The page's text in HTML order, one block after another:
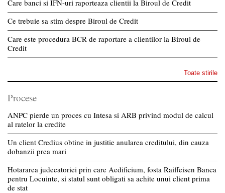
Care banci si IFN-uri raporteaza clientii la Biroul de Credit
Ce trebuie sa stim despre Biroul de Credit
Care este procedura BCR de raportare a clientilor la Biroul de
Credit
Toate stirile
Procese
ANPC pierde un proces cu Intesa si ARB privind modul de calcul
al ratelor la credite
Un client Credius obtine in justitie anularea creditului, din cauza
dobanzii prea mari
Hotararea judecatoriei prin care Aedificium, fosta Raiffeisen Banca
pentru Locuinte, si statul sunt obligati sa achite unui client prima
de stat